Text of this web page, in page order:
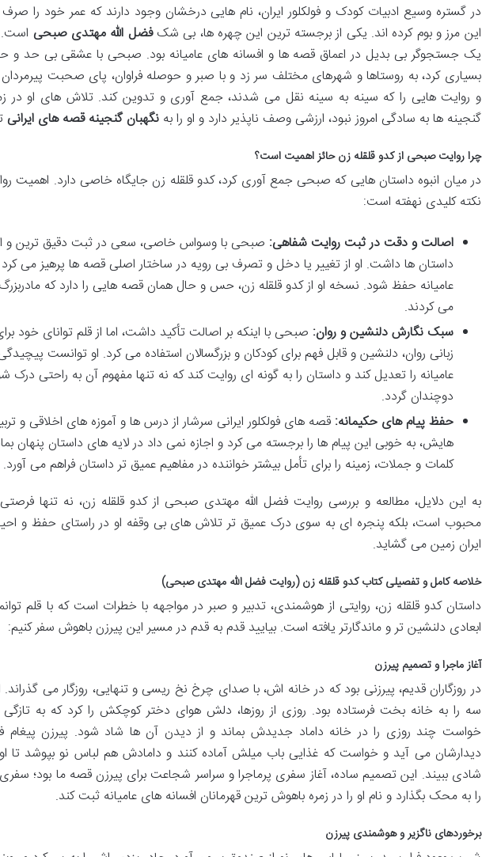
در گستره وسیع ادبیات کودک و فولکلور ایران، نام هایی درخشان وجود دارند که عمر خود را
این مرز و بوم کرده اند. یکی از برجسته ترین این چهره ها، بی شکفضل الله مهتدی صبحی است.
یک جستجوگر بی بدیل در اعماق قصه ها و افسانه های عامیانه بود. صبحی با عشقی بی حد و
بسیاری کرد، به روستاها و شهرهای مختلف سر زد و با صبر و حوصله فراوان، پای صحبت
و روایت هایی را که سینه به سینه نقل می شدند، جمع آوری و تدوین کند. تلاش های او در
گنجینه ها به سادگی امروز نبود، ارزشی وصف ناپذیر دارد و او را بهنگهبان گنجینه قصه های ایرانی
چرا روایت صبحی از کدو قلقله زن حائز اهمیت است؟
در میان انبوه داستان هایی که صبحی جمع آوری کرد، کدو قلقله زن جایگاه خاصی دارد. اهمیت
نکته کلیدی نهفته است:
اصالت و دقت در ثبت روایت شفاهی: صبحی با وسواس خاصی، سعی در ثبت دقیق ترین و
داستان ها داشت. او از تغییر یا دخل و تصرف بی رویه در ساختار اصلی قصه ها پرهیز می
عامیانه حفظ شود. نسخه او از کدو قلقله زن، حس و حال همان قصه هایی را دارد که
می کردند.
سبک نگارش دلنشین و روان: صبحی با اینکه بر اصالت تأکید داشت، اما از قلم توانای خود
زبانی روان، دلنشین و قابل فهم برای کودکان و بزرگسالان استفاده می کرد. او توانست
عامیانه را تعدیل کند و داستان را به گونه ای روایت کند که نه تنها مفهوم آن به راحتی درک
دوچندان گردد.
حفظ پیام های حکیمانه: قصه های فولکلور ایرانی سرشار از درس ها و آموزه های اخلاقی و
هایش، به خوبی این پیام ها را برجسته می کرد و اجازه نمی داد در لایه های داستان پنهان
کلمات و جملات، زمینه را برای تأمل بیشتر خواننده در مفاهیم عمیق تر داستان فراهم می آورد.
به این دلایل، مطالعه و بررسی روایت فضل الله مهتدی صبحی از کدو قلقله زن، نه تنها
محبوب است، بلکه پنجره ای به سوی درک عمیق تر تلاش های بی وقفه او در راستای حفظ و
ایران زمین می گشاید.
خلاصه کامل و تفصیلی کتاب کدو قلقله زن (روایت فضل الله مهتدی صبحی)
داستان کدو قلقله زن، روایتی از هوشمندی، تدبیر و صبر در مواجهه با خطرات است که با قلم
ابعادی دلنشین تر و ماندگارتر یافته است. بیایید قدم به قدم در مسیر این پیرزن باهوش سفر کنیم:
آغاز ماجرا و تصمیم پیرزن
در روزگاران قدیم، پیرزنی بود که در خانه اش، با صدای چرخ نخ ریسی و تنهایی، روزگار می
سه را به خانه بخت فرستاده بود. روزی از روزها، دلش هوای دختر کوچکش را کرد که به
خواست چند روزی را در خانه داماد جدیدش بماند و از دیدن آن ها شاد شود. پیرزن
دیدارشان می آید و خواست که غذایی باب میلش آماده کنند و دامادش هم لباس نو بپوشد تا او
شادی ببیند. این تصمیم ساده، آغاز سفری پرماجرا و سراسر شجاعت برای پیرزن قصه ما بود؛
را به محک بگذارد و نام او را در زمره باهوش ترین قهرمانان افسانه های عامیانه ثبت کند.
برخوردهای ناگزیر و هوشمندی پیرزن